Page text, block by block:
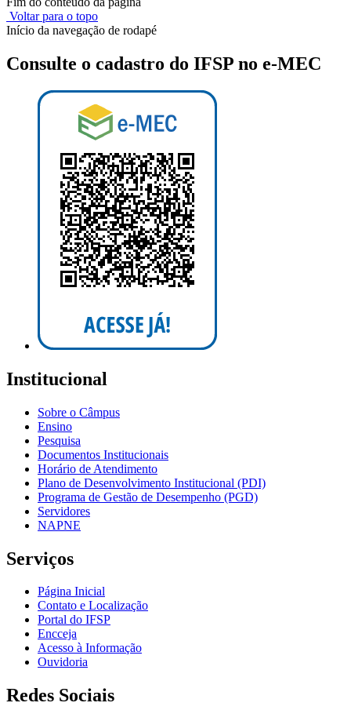
Voltar para o topo
Início da navegação de rodapé
Consulte o cadastro do IFSP no e-MEC
Institucional
Sobre o Câmpus
Ensino
Pesquisa
Documentos Institucionais
Horário de Atendimento
Plano de Desenvolvimento Institucional (PDI)
Programa de Gestão de Desempenho (PGD)
Servidores
NAPNE
Serviços
Página Inicial
Contato e Localização
Portal do IFSP
Encceja
Acesso à Informação
Ouvidoria
Redes Sociais